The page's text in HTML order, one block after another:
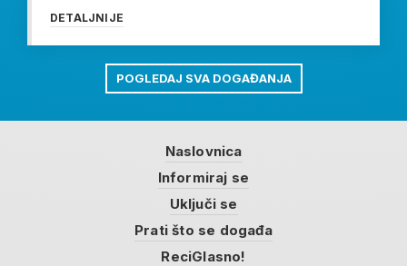
DETALJNIJE
POGLEDAJ SVA DOGAĐANJA
Naslovnica
Informiraj se
Uključi se
Prati što se događa
ReciGlasno!